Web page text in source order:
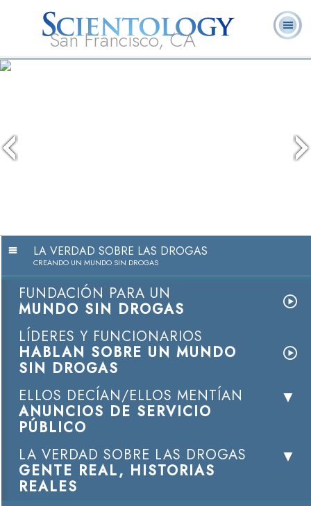
San Francisco, CA
Acerca de
Nosotros
LA VERDAD SOBRE LAS DROGAS
CREANDO UN MUNDO SIN DROGAS
FUNDACIÓN PARA UN
MUNDO SIN DROGAS
LÍDERES Y FUNCIONARIOS
HABLAN SOBRE UN MUNDO
SIN DROGAS
ELLOS DECÍAN/ELLOS MENTÍAN
ANUNCIOS DE SERVICIO
PÚBLICO
LA VERDAD SOBRE LAS DROGAS
GENTE REAL, HISTORIAS
REALES